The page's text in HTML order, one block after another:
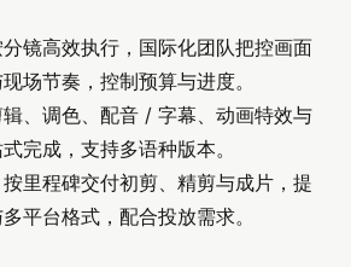
镜高效执行，国际化团队把控画面
场节奏，控制预算与进度。
、调色、配音 / 字幕、动画特效与
完成，支持多语种版本。
里程碑交付初剪、精剪与成片，提
平台格式，配合投放需求。